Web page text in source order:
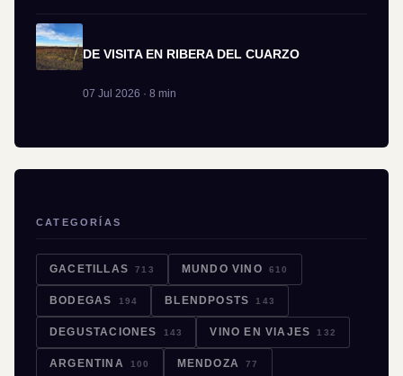
DE VISITA EN RIBERA DEL CUARZO
07 Jul 2026 · 8 min
CATEGORÍAS
GACETILLAS 713 MUNDO VINO 610
BODEGAS 194 BLENDPOSTS 143
DEGUSTACIONES 143 VINO EN VIAJES 132
ARGENTINA 100 MENDOZA 77